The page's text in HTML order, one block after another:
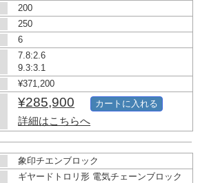
200
250
6
7.8:2.6
9.3:3.1
¥371,200
¥285,900
詳細はこちらへ
カートに入れる
象印チエンブロック
ギヤードトロリ形 電気チェーンブロック